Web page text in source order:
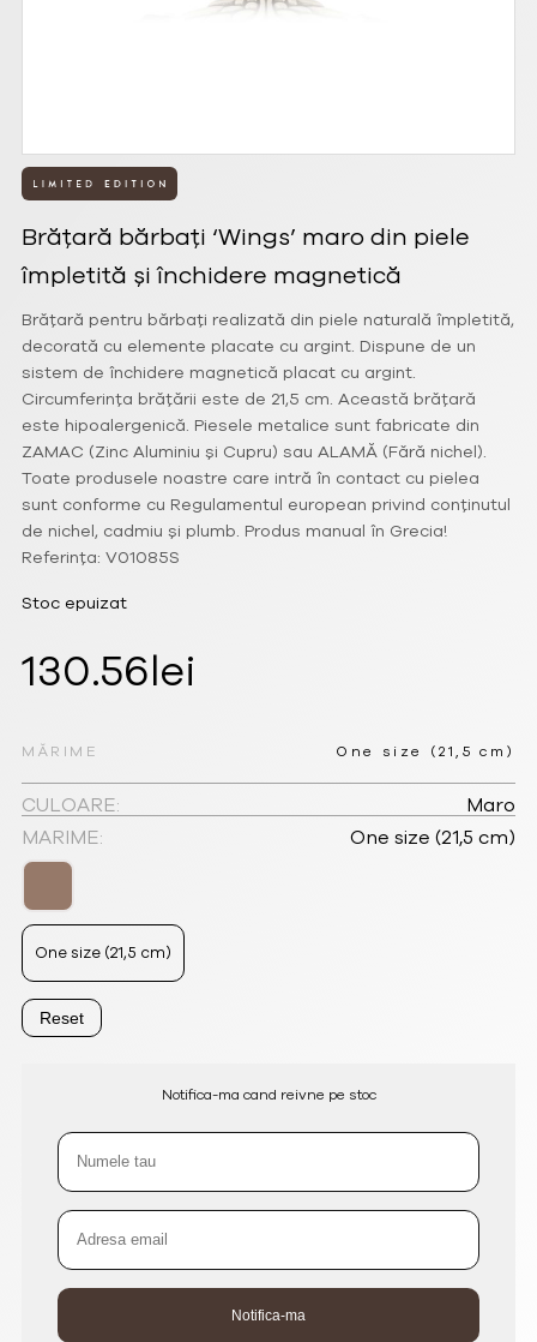
Brățară bărbați ‘Wings’ maro din piele
împletită și închidere magnetică
Brățară pentru bărbați realizată din piele naturală împletită,
decorată cu elemente placate cu argint. Dispune de un
sistem de închidere magnetică placat cu argint.
Circumferința brățării este de 21,5 cm. Această brățară
este hipoalergenică. Piesele metalice sunt fabricate din
ZAMAC (Zinc Aluminiu și Cupru) sau ALAMĂ (Fără nichel).
Toate produsele noastre care intră în contact cu pielea
sunt conforme cu Regulamentul european privind conținutul
de nichel, cadmiu și plumb. Produs manual în Grecia!
Referința: V01085S
130.56lei
MĂRIME One size (21,5 cm)
CULOARE:
Maro
MARIME:
One size (21,5 cm)
One size (21,5 cm)
Reset
Stoc epuizat
Notifica-ma cand reivne pe stoc